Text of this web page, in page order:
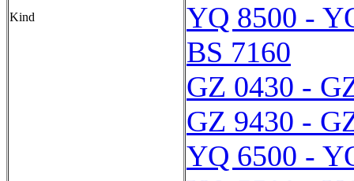
Kind
YQ 8500 -
BS 7160
GZ 0430 -
GZ 9430 -
YQ 6500 -